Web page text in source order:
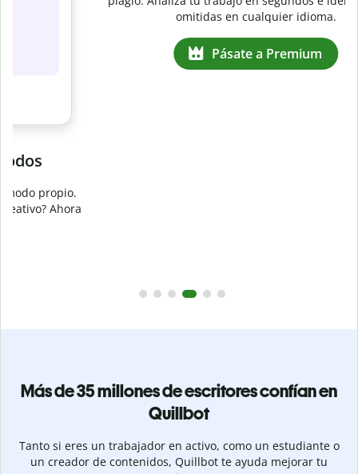
Garantiza textos totalmente originales con el detector de
plagio. Analiza tu trabajo en segundos e identifica citas
Más de 35 millones de escritores confían en
Quillbot
Tanto si eres un trabajador en activo, como un estudiante o
un creador de contenidos, Quillbot te ayuda mejorar tu